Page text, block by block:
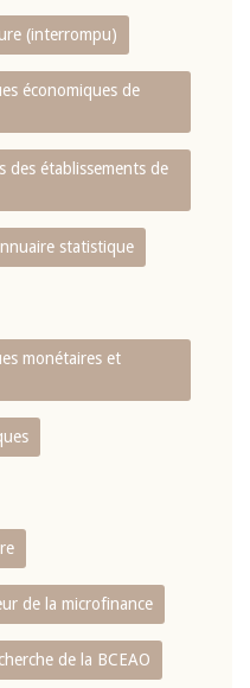
(interrompu)
économiques de
des établissements de
statistique
monétaires et
de la microfinance
de la BCEAO